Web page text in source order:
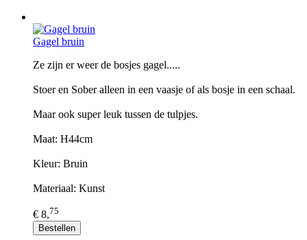
Gagel bruin
Ze zijn er weer de bosjes gagel.....
Stoer en Sober alleen in een vaasje of als bosje in een schaal.
Maar ook super leuk tussen de tulpjes.
Maat: H44cm
Kleur: Bruin
Materiaal: Kunst
€ 8,75
Bestellen